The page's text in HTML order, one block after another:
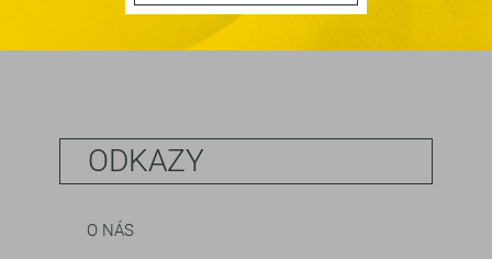
ODKAZY
O NÁS